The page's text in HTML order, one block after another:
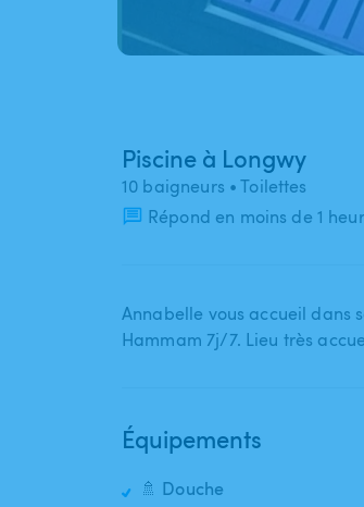
Piscine à Longwy
10 baigneurs • Toilettes
Répond en moins de 1
Annabelle vous accueil dans
Hammam 7j​/​7. Lieu très
Équipements
🚿 Douche